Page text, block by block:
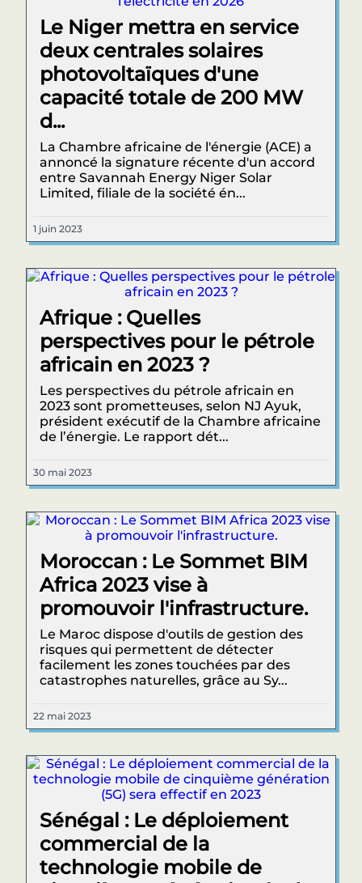
Le Niger mettra en service
deux centrales solaires
photovoltaïques d'une
capacité totale de 200 MW
d...
La Chambre africaine de l'énergie (ACE) a
annoncé la signature récente d'un accord
entre Savannah Energy Niger Solar
Limited, filiale de la société én...
1 juin 2023
Afrique : Quelles
perspectives pour le pétrole
africain en 2023 ?
Les perspectives du pétrole africain en
2023 sont prometteuses, selon NJ Ayuk,
président exécutif de la Chambre africaine
de l’énergie. Le rapport dét...
30 mai 2023
Moroccan : Le Sommet BIM
Africa 2023 vise à
promouvoir l'infrastructure.
Le Maroc dispose d'outils de gestion des
risques qui permettent de détecter
facilement les zones touchées par des
catastrophes naturelles, grâce au Sy...
22 mai 2023
Sénégal : Le déploiement
commercial de la
technologie mobile de